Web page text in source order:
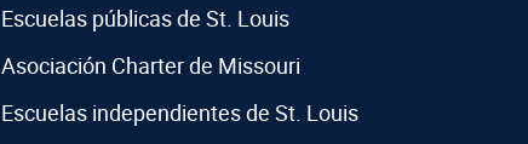
Escuelas públicas de St. Louis
Asociación Charter de Missouri
Escuelas independientes de St. Louis